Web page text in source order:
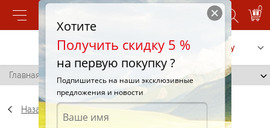
0
Позвонить Заказать услугу
Главная / Federal Himalaya WS2 185/55 R15 86H
Назад
Хотите
Получить скидку 5 %
на первую покупку ?
Подпишитесь на наши эксклюзивные
предложения и новости